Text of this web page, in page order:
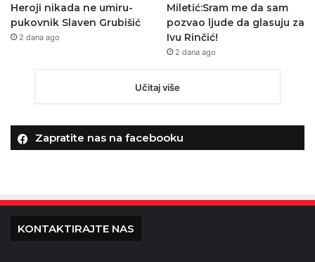
Heroji nikada ne umiru-
pukovnik Slaven Grubišić
2 dana ago
Miletić:Sram me da sam
pozvao ljude da glasuju za
Ivu Rinčić!
2 dana ago
Učitaj više
Zapratite nas na facebooku
KONTAKTIRAJTE NAS